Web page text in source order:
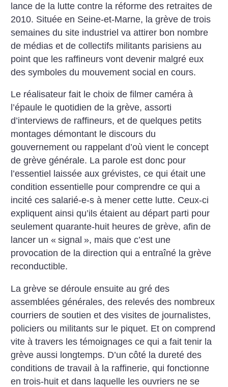
lance de la lutte contre la réforme des retraites de
2010. Située en Seine-et-Marne, la grève de trois
semaines du site industriel va attirer bon nombre
de médias et de collectifs militants parisiens au
point que les raffineurs vont devenir malgré eux
des symboles du mouvement social en cours.
Le réalisateur fait le choix de filmer caméra à
l’épaule le quotidien de la grève, assorti
d’interviews de raffineurs, et de quelques petits
montages démontant le discours du
gouvernement ou rappelant d’où vient le concept
de grève générale. La parole est donc pour
l’essentiel laissée aux grévistes, ce qui était une
condition essentielle pour comprendre ce qui a
incité ces salarié-e-s à mener cette lutte. Ceux-ci
expliquent ainsi qu’ils étaient au départ parti pour
seulement quarante-huit heures de grève, afin de
lancer un « signal », mais que c’est une
provocation de la direction qui a entraîné la grève
reconductible.
La grève se déroule ensuite au gré des
assemblées générales, des relevés des nombreux
courriers de soutien et des visites de journalistes,
policiers ou militants sur le piquet. Et on comprend
vite à travers les témoignages ce qui a fait tenir la
grève aussi longtemps. D’un côté la dureté des
conditions de travail à la raffinerie, qui fonctionne
en trois-huit et dans laquelle les ouvriers ne se